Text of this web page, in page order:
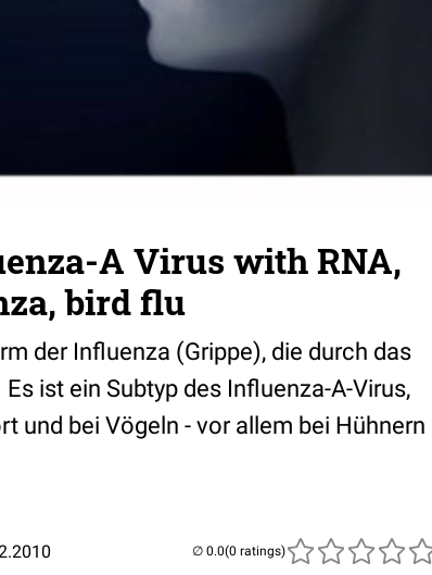
A Virus with RNA,
bird flu
der Influenza (Grippe), die durch das
ist ein Subtyp des Influenza-A-Virus,
und bei Vögeln - vor allem bei Hühnern
(0 ratings)